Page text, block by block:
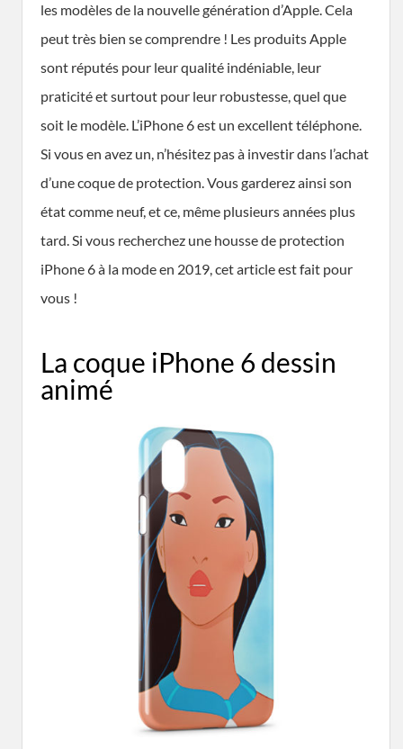
les modèles de la nouvelle génération d’Apple. Cela
peut très bien se comprendre ! Les produits Apple
sont réputés pour leur qualité indéniable, leur
praticité et surtout pour leur robustesse, quel que
soit le modèle. L’iPhone 6 est un excellent téléphone.
Si vous en avez un, n’hésitez pas à investir dans l’achat
d’une coque de protection. Vous garderez ainsi son
état comme neuf, et ce, même plusieurs années plus
tard. Si vous recherchez une housse de protection
iPhone 6 à la mode en 2019, cet article est fait pour
vous !
La coque iPhone 6 dessin
animé